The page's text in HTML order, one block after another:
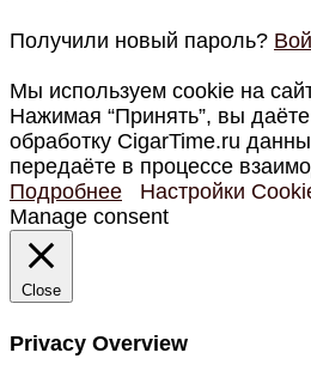
Получили новый пароль?
Мы используем cookie на
Нажимая “Принять”, вы
обработку CigarTime.ru
передаёте в процессе
Подробнее
Настройки
Manage consent
Close
Privacy Overview